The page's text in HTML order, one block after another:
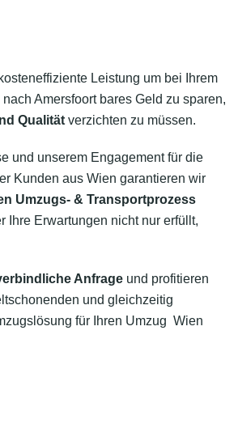
Leistung um bei Ihrem
Amersfoort bares Geld zu sparen,
Qualität verzichten zu müssen.
und unserem Engagement für die
Kunden aus Wien garantieren wir
Umzugs- & Transportprozess
Ihre Erwartungen nicht nur erfüllt,
Anfrage und profitieren
und gleichzeitig
für Ihren Umzug Wien